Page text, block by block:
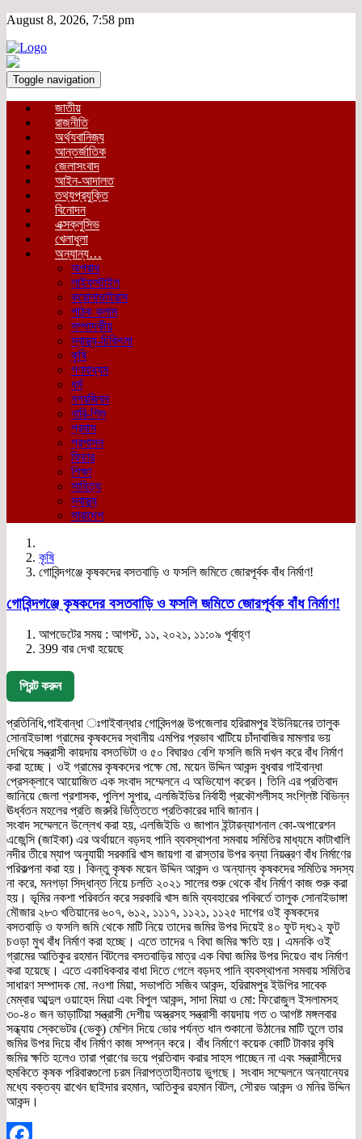
August 8, 2026, 7:58 pm
Toggle navigation
জাতীয়
রাজনীতি
অর্থ্যবানিজ্য
আন্তর্জাতিক
জেলাসংবাদ
আইন-আদালত
তথ্যপ্রযুক্তি
বিনোদন
এক্সক্লুসিভ
খেলাধুলা
অন্যান্য…
অপরাধ
লাইফস্টাইল
করোনাভাইরাস
পাঠক কলাম
সম্পাদকীয়
স্বাস্থ্য-চিকিৎসা
কৃষি
গণমাধ্যম
ধর্ম
নগরজিবন
নারি-শিশু
প্রবাস
প্রশাসন
ফিচার
শিক্ষা
সাহিত্য
স্বাস্থ্য
সারাদেশ
কৃষি
গোবিন্দগঞ্জে কৃষকদের বসতবাড়ি ও ফসলি জমিতে জোরপূর্বক বাঁধ নির্মাণ!
গোবিন্দগঞ্জে কৃষকদের বসতবাড়ি ও ফসলি জমিতে জোরপূর্বক বাঁধ নির্মাণ!
আপডেটের সময় : আগস্ট, ১১, ২০২১, ১১:০৯ পূর্বাহ্ণ
399 বার দেখা হয়েছে
প্রিন্ট করুন
প্রতিনিধি,গাইবান্ধা ঃগাইবান্ধার গোবিন্দগঞ্জ উপজেলার হরিরামপুর ইউনিয়নের তালুক
সোনাইডাঙ্গা গ্রামের কৃষকদের স্থানীয় এমপির প্রভাব খাটিয়ে চাঁদাবাজির মামলার ভয়
দেখিয়ে সন্ত্রাসী কায়দায় বসতভিটা ও ৫০ বিঘারও বেশি ফসলি জমি দখল করে বাঁধ নির্মাণ
করা হচ্ছে। ওই গ্রামের কৃষকদের পক্ষে মো. ময়েন উদ্দিন আকন্দ বুধবার গাইবান্ধা
প্রেসক্লাবে আয়োজিত এক সংবাদ সম্মেলনে এ অভিযোগ করেন। তিনি এর প্রতিবাদ
জানিয়ে জেলা প্রশাসক, পুলিশ সুপার, এলজিইডির নির্বাহী প্রকৌশলীসহ সংশ্লিষ্ট বিভিন্ন
ঊর্ধ্বতন মহলের প্রতি জরুরি ভিত্তিতে প্রতিকারের দাবি জানান।
সংবাদ সম্মেলনে উল্লেখ করা হয়, এলজিইডি ও জাপান ইন্টারন্যাশনাল কো-অপারেশন
এজেন্সি (জাইকা) এর অর্থায়নে বড়দহ পানি ব্যবস্থাপনা সমবায় সমিতির মাধ্যমে কাটাখালি
নদীর তীরে ম্যাপ অনুযায়ী সরকারি খাস জায়গা বা রাস্তার উপর বন্যা নিয়ন্ত্রণ বাঁধ নির্মাণের
পরিকল্পনা করা হয়। কিন্তু কৃষক ময়েন উদ্দিন আকন্দ ও অন্যান্য কৃষকদের সমিতির সদস্য
না করে, মনগড়া সিদ্ধান্ত নিয়ে চলতি ২০২১ সালের শুরু থেকে বাঁধ নির্মাণ কাজ শুরু করা
হয়। ভূমির নকশা পরিবর্তন করে সরকারি খাস জমি ব্যবহারের পবিবর্তে তালুক সোনাইডাঙ্গা
মৌজার ২৮৩ খতিয়ানের ৬০৭, ৬১২, ১১১৭, ১১২১, ১১২৫ দাগের ওই কৃষকদের
বসতবাড়ি ও ফসলি জমি থেকে মাটি নিয়ে তাদের জমির উপর দিয়েই ৪০ ফুট দ্ধ১২ ফুট
চওড়া মুখ বাঁধ নির্মাণ করা হচ্ছে। এতে তাদের ৭ বিঘা জমির ক্ষতি হয়। এমনকি ওই
গ্রামের আতিকুর রহমান বিটলের বসতবাড়ির মাত্র এক বিঘা জমির উপর দিয়েও বাধ নির্মাণ
করা হয়েছে। এতে একাধিকবার বাধা দিতে গেলে বড়দহ পানি ব্যবস্থাপনা সমবায় সমিতির
সাধারণ সম্পাদক মো. নওশা মিয়া, সভাপতি সজিব আকন্দ, হরিরামপুর ইউপির সাবেক
মেম্বার আব্দুল ওয়াহেদ মিয়া এবং বিপুল আকন্দ, সাদা মিয়া ও মো: ফিরোজুল ইসলামসহ
৩০-৪০ জন ভাড়াটিয়া সন্ত্রাসী দেশীয় অস্ত্রসহ সন্ত্রাসী কায়দায় গত ৩ আগষ্ট মঙ্গলবার
সন্ধ্যায় স্কেভেটর (ভেকু) মেশিন দিয়ে ভোর পর্যন্ত ধান শুকানো উঠানের মাটি তুলে তার
জমির উপর দিয়ে বাঁধ নির্মাণ কাজ সম্পন্ন করে। বাঁধ নির্মাণে কয়েক কোটি টাকার কৃষি
জমির ক্ষতি হলেও তারা প্রাণের ভয়ে প্রতিবাদ করার সাহস পাচ্ছেন না এবং সন্ত্রাসীদের
হুমকিতে কৃষক পরিবারগুলো চরম নিরাপত্তাহীনতায় ভুগছে। সংবাদ সম্মেলনে অন্যান্যের
মধ্যে বক্তব্য রাখেন ছাইদার রহমান, আতিকুর রহমান বিটল, সৌরভ আকন্দ ও মনির উদ্দিন
আকন্দ।